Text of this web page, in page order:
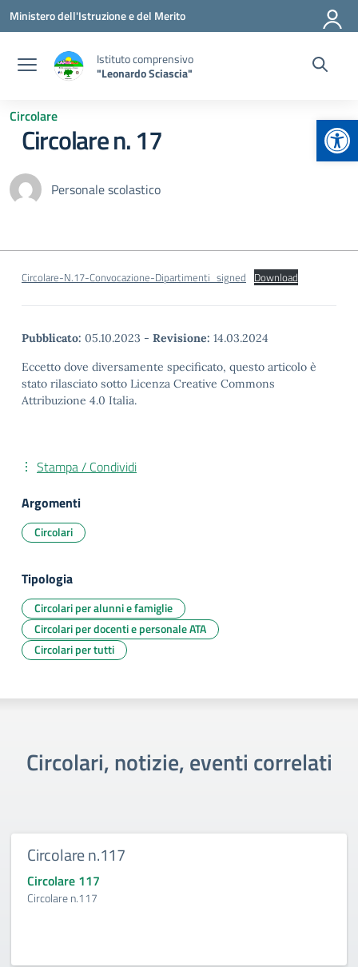
Vai ai contenuti
Vai al menu di navigazione
Vai al footer
Ministero dell'Istruzione e del Merito
Istituto comprensivo
"Leonardo Sciascia"
Circolare
Circolare n. 17
Personale scolastico
Circolare-N.17-Convocazione-Dipartimenti_signed Download
Pubblicato: 05.10.2023 - Revisione: 14.03.2024
Eccetto dove diversamente specificato, questo articolo è
stato rilasciato sotto Licenza Creative Commons
Attribuzione 4.0 Italia.
Stampa / Condividi
Argomenti
Circolari
Tipologia
Circolari per alunni e famiglie
Circolari per docenti e personale ATA
Circolari per tutti
Circolari, notizie, eventi correlati
Circolare n.117
Circolare 117
Circolare n.117